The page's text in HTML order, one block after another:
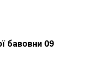
бавовни 09